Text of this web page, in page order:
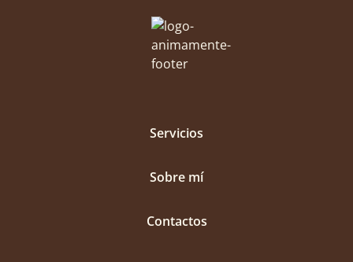
Servicios
Sobre mí
Contactos